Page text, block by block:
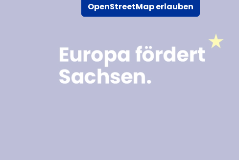
OpenStreetMap erlauben